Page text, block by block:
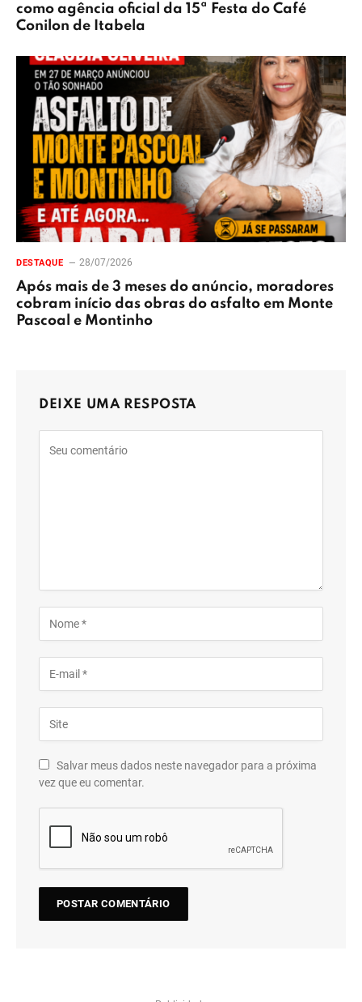
como agência oficial da 15ª Festa do Café
Conilon de Itabela
DESTAQUE 28/07/2026
Após mais de 3 meses do anúncio, moradores
cobram início das obras do asfalto em Monte
Pascoal e Montinho
DEIXE UMA RESPOSTA
Salvar meus dados neste navegador para a próxima
vez que eu comentar.